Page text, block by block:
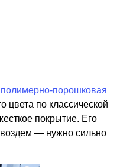
полимерно-порошковая
цвета по классической
покрытие. Его
— нужно сильно